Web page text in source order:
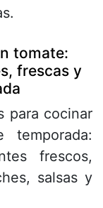
tomate:
frescas y
para cocinar
temporada:
frescos,
salsas y